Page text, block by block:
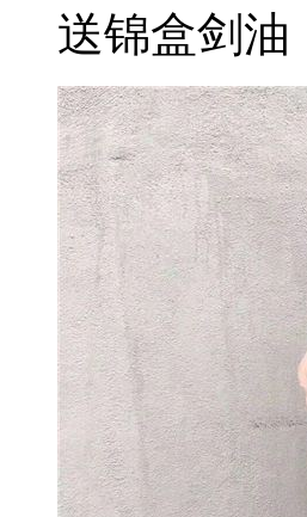
送锦盒剑油